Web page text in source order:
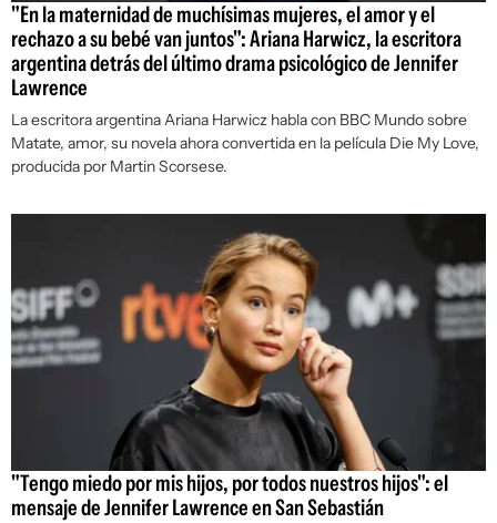
"En la maternidad de muchísimas mujeres, el amor y el
rechazo a su bebé van juntos": Ariana Harwicz, la escritora
argentina detrás del último drama psicológico de Jennifer
Lawrence
La escritora argentina Ariana Harwicz habla con BBC Mundo sobre
Matate, amor, su novela ahora convertida en la película Die My Love,
producida por Martin Scorsese.
"Tengo miedo por mis hijos, por todos nuestros hijos": el
mensaje de Jennifer Lawrence en San Sebastián